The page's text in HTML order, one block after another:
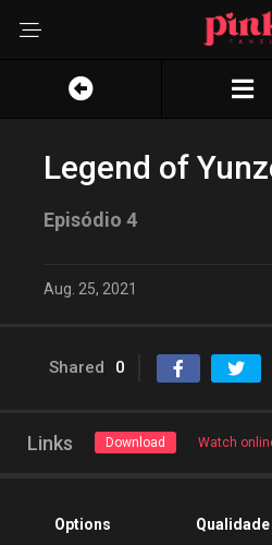
Legend of
Episódio 4
Aug. 25, 2021
Shared 0
Links Download Watch
Options Qualidade